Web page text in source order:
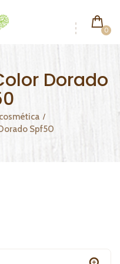
0
Dorado
Spf50